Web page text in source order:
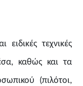
ειδικές τεχνικές
καθώς και τα
(πιλότοι,